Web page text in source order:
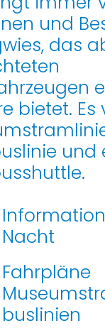
und
das
bietet. Es
und
Nacht
Fahrpläne
buslinien